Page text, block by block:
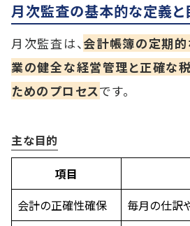
月次監査の基本的な定義と
月次監査は、会計帳簿の定期的
業の健全な経営管理と正確な
ためのプロセスです。
主な目的
項目
会計の正確性確保
毎月の仕訳